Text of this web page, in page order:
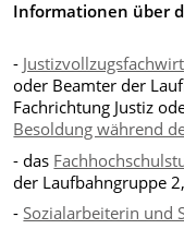
Informationen über
-
oder Beamter der
Fachrichtung Justiz
Besoldung während
-das
der Laufbahngruppe
- Sozialarbeiterin und